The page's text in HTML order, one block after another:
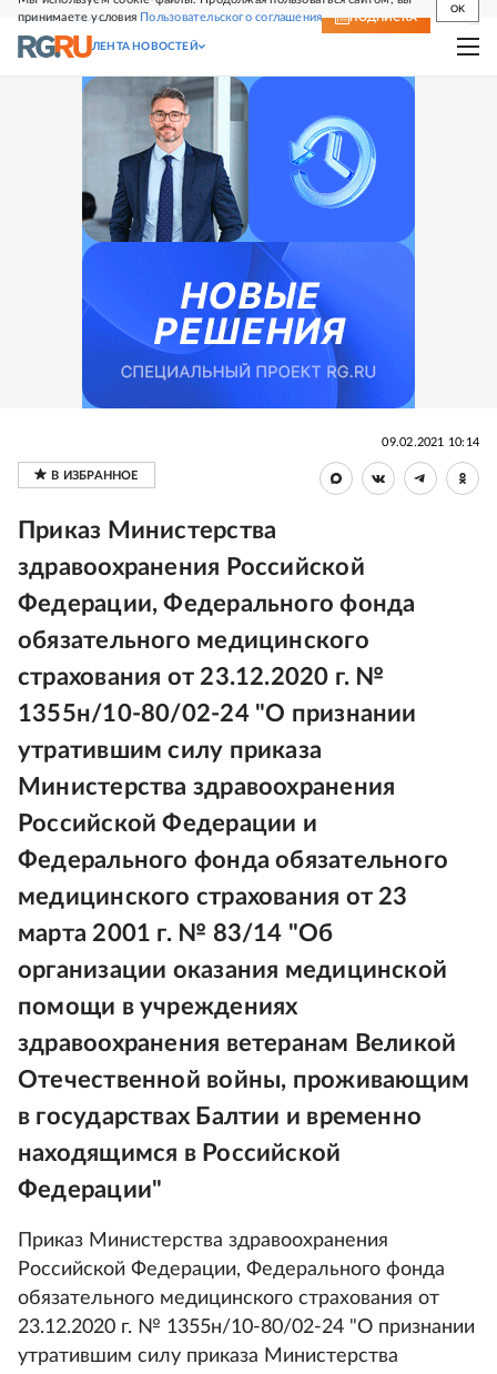
принимаете условия Пользовательского соглашения
OK
СВЕЖИЙ НОМЕР ПОДПИСКА
ЛЕНТА НОВОСТЕЙ
09.02.2021 10:14
Приказ Министерства
здравоохранения Российской
Федерации, Федерального фонда
обязательного медицинского
страхования от 23.12.2020 г. №
1355н/10-80/02-24 "О признании
утратившим силу приказа
Министерства здравоохранения
Российской Федерации и
Федерального фонда обязательного
медицинского страхования от 23
марта 2001 г. № 83/14 "Об
организации оказания медицинской
помощи в учреждениях
здравоохранения ветеранам Великой
Отечественной войны, проживающим
в государствах Балтии и временно
находящимся в Российской
Федерации"
Приказ Министерства здравоохранения
Российской Федерации, Федерального фонда
обязательного медицинского страхования от
23.12.2020 г. № 1355н/10-80/02-24 "О признании
утратившим силу приказа Министерства